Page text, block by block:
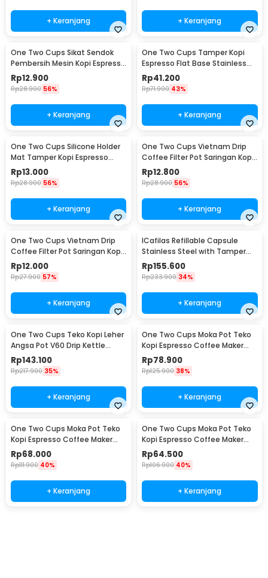
+ Keranjang + Keranjang
One Two Cups Sikat Sendok
Pembersih Mesin Kopi Espresso
2in1 - 8809
Rp12.900
Rp28.900 56%
+ Keranjang
One Two Cups Tamper Kopi
Espresso Flat Base Stainless
Steel 51mm - SS51
Rp41.200
Rp71.900 43%
+ Keranjang
One Two Cups Silicone Holder
Mat Tamper Kopi Espresso
Barista - 0310
Rp13.000
Rp28.900 56%
+ Keranjang
One Two Cups Vietnam Drip
Coffee Filter Pot Saringan Kopi
124ml 7Q - LC1
Rp12.800
Rp28.900 56%
+ Keranjang
One Two Cups Vietnam Drip
Coffee Filter Pot Saringan Kopi
114ml 6Q - LC1
Rp12.000
Rp27.900 57%
+ Keranjang
ICafilas Refillable Capsule
Stainless Steel with Tamper
for Nespresso - F456
Rp155.600
Rp233.900 34%
+ Keranjang
One Two Cups Teko Kopi Leher
Angsa Pot V60 Drip Kettle
960ml - RF-15
Rp143.100
Rp217.900 35%
+ Keranjang
One Two Cups Moka Pot Teko
Kopi Espresso Coffee Maker
Stovetop 6 Cup 300ml - Z21
Rp78.900
Rp125.900 38%
+ Keranjang
One Two Cups Moka Pot Teko
Kopi Espresso Coffee Maker
Stovetop 4 Cup 200ml - Z21
Rp68.000
Rp111.900 40%
+ Keranjang
One Two Cups Moka Pot Teko
Kopi Espresso Coffee Maker
Stovetop 2 Cup 100ml - Z21
Rp64.500
Rp106.900 40%
+ Keranjang